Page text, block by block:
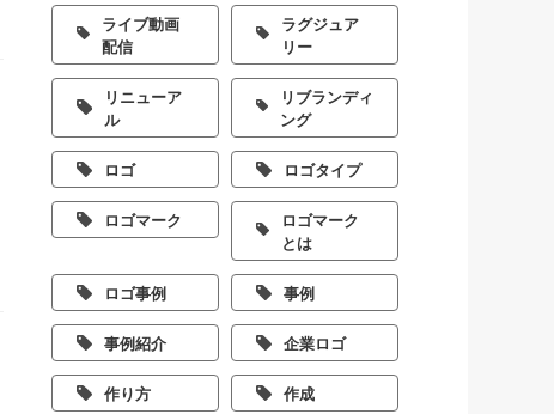
ライブ動画
配信
ラグジュア
リー
リニューア
ル
リブランディ
ング
ロゴ ロゴタイプ
ロゴマーク
ロゴマーク
とは
ロゴ事例 事例
事例紹介 企業ロゴ
作り方 作成